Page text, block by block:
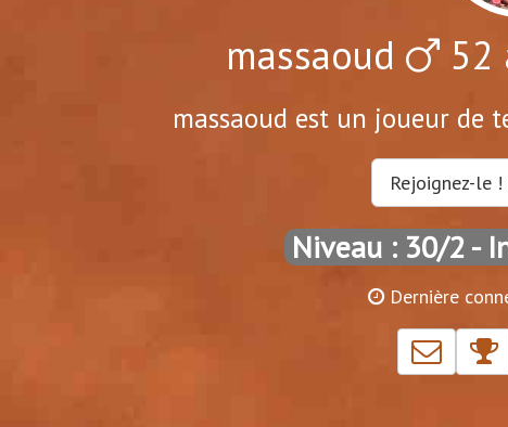
massaoud 52
massaoud est un joueur de
Rejoignez-le
Niveau : 30/2 -
Dernière